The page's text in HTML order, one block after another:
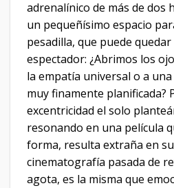
adrenalínico de más de dos
un pequeñísimo espacio
pesadilla, que puede quedar
espectador: ¿Abrimos los
la empatía universal o a
muy finamente planificada?
excentricidad el solo
resonando en una película
forma, resulta extraña en
cinematografía pasada de
agota, es la misma que